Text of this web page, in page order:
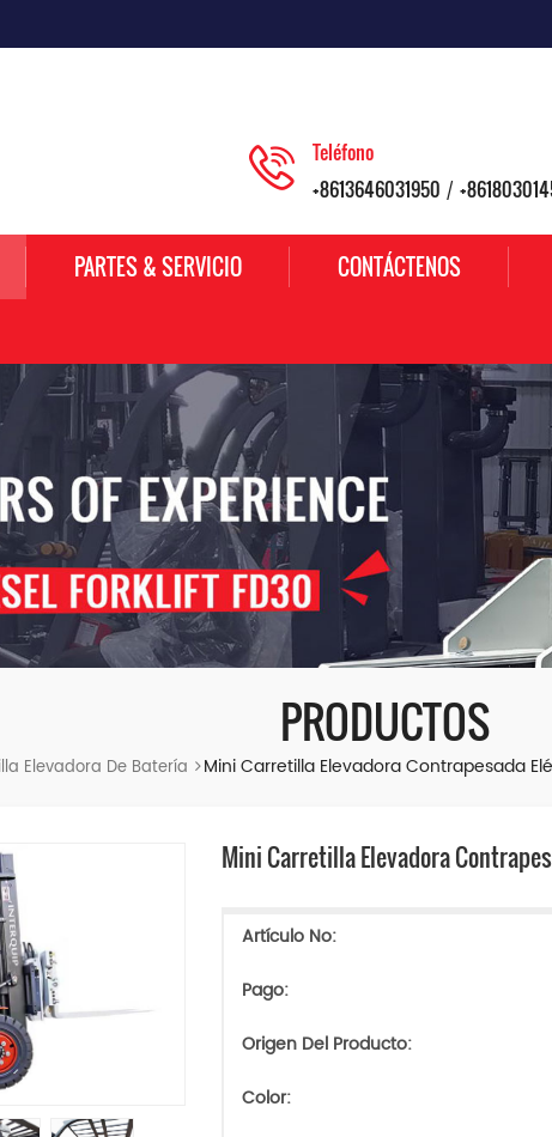
Teléfono
+8613646031950 /
PARTES & SERVICIO CONTÁCTENOS
PRODUCTOS
Elevadora De Batería Mini Carretilla Elevadora Contrapesada
Mini Carretilla Elevadora
Artículo No:
Pago:
Origen Del Producto:
Color: